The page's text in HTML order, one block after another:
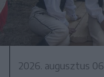
2026. augusztus